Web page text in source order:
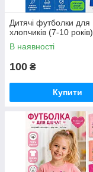
Дитячі футболки для
хлопчиків (7-10 років)
В наявності
100 ₴
Купити